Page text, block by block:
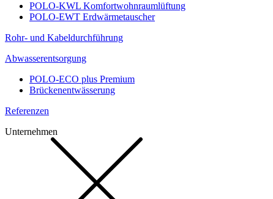
POLO-KWL Komfortwohnraumlüftung
POLO-EWT Erdwärmetauscher
Rohr- und Kabeldurchführung
Abwasserentsorgung
POLO-ECO plus Premium
Brückenentwässerung
Referenzen
Unternehmen